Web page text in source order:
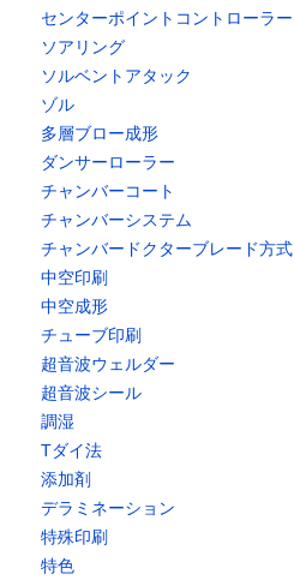
センターポイントコントローラー
ソアリング
ソルベントアタック
ゾル
多層ブロー成形
ダンサーローラー
チャンバーコート
チャンバーシステム
チャンバードクターブレード方式
中空印刷
中空成形
チューブ印刷
超音波ウェルダー
超音波シール
調湿
Tダイ法
添加剤
デラミネーション
特殊印刷
特色